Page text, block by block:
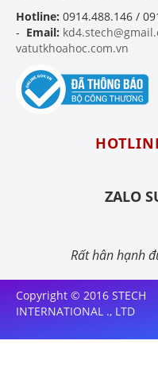
Hotline: 0914.488.146 /
- Email:
vatutkhoahoc.com.vn
ZALO
Rất hân hạnh
Copyright © 2016 STECH
INTERNATIONAL ., LTD